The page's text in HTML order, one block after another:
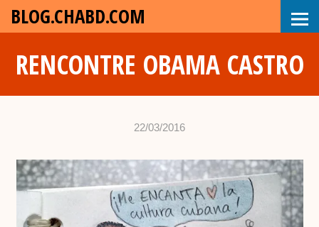
BLOG.CHABD.COM
RENCONTRE OBAMA CASTRO
22/03/2016
h
a
b